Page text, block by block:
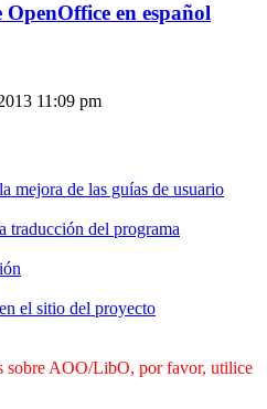
en español
11:09 pm
mejora de las guías de usuario
traducción del programa
el sitio del proyecto
sobre AOO/LibO, por favor, utilice